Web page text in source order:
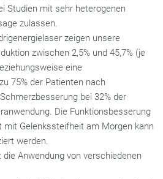
Studien mit sehr heterogenen
zulassen.
zeigen unsere
zwischen 2,5% und 45,7% (je
eine
75% der Patienten nach
bei 32% der
Die Funktionsbesserung
mit Gelenkssteifheit am Morgen kann
werden.
Anwendung von verschiedenen